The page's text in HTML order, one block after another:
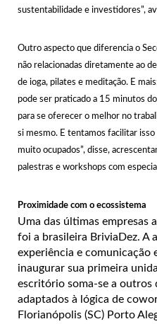
sustentabilidade e investidores”,
Outro aspecto que diferencia o
não relacionadas diretamente ao
de ioga, pilates e meditação. E
pode ser praticado a 15 minutos
para se oferecer o melhor no
si mesmo. E tentamos facilitar isso
muito ocupados”, disse,
palestras e workshops com
Proximidade com o ecossistema
Uma das últimas empresas
foi a brasileira BriviaDez. A
experiência e comunicação
inaugurar sua primeira
escritório soma-se a outros
adaptados à lógica de
Florianópolis (SC) Porto